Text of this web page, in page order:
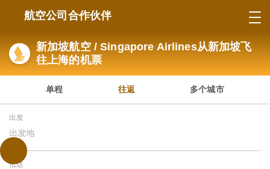
航空公司合作伙伴
新加坡航空 / Singapore Airlines从新加坡飞
往上海的机票
单程 往返 多个城市
出发
出发地
抵达